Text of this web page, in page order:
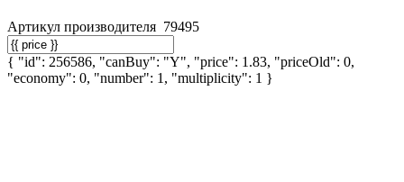
Артикул производителя 79495
{ "id": 256586, "canBuy": "Y", "price": 1.83, "priceOld": 0,
"economy": 0, "number": 1, "multiplicity": 1 }